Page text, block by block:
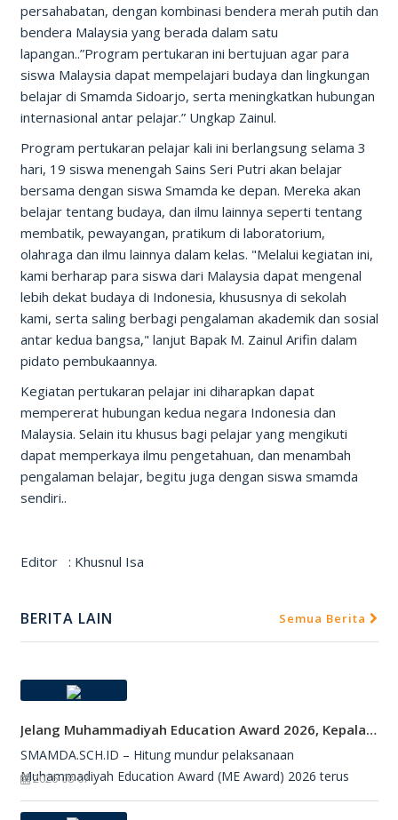
persahabatan, dengan kombinasi bendera merah putih dan
bendera Malaysia yang berada dalam satu
lapangan..”Program pertukaran ini bertujuan agar para
siswa Malaysia dapat mempelajari budaya dan lingkungan
belajar di Smamda Sidoarjo, serta meningkatkan hubungan
internasional antar pelajar.” Ungkap Zainul.
Program pertukaran pelajar kali ini berlangsung selama 3
hari, 19 siswa menengah Sains Seri Putri akan belajar
bersama dengan siswa Smamda ke depan. Mereka akan
belajar tentang budaya, dan ilmu lainnya seperti tentang
membatik, pewayangan, pratikum di laboratorium,
olahraga dan ilmu lainnya dalam kelas. "Melalui kegiatan ini,
kami berharap para siswa dari Malaysia dapat mengenal
lebih dekat budaya di Indonesia, khususnya di sekolah
kami, serta saling berbagi pengalaman akademik dan sosial
antar kedua bangsa," lanjut Bapak M. Zainul Arifin dalam
pidato pembukaannya.
Kegiatan pertukaran pelajar ini diharapkan dapat
mempererat hubungan kedua negara Indonesia dan
Malaysia. Selain itu khusus bagi pelajar yang mengikuti
dapat memperkaya ilmu pengetahuan, dan menambah
pengalaman belajar, begitu juga dengan siswa smamda
sendiri..
Editor : Khusnul Isa
BERITA LAIN Semua Berita
Jelang Muhammadiyah Education Award 2026, Kepala SMAMDA Sidoarjo Suntik Semangat Kontingen
SMAMDA.SCH.ID – Hitung mundur pelaksanaan
Muhammadiyah Education Award (ME Award) 2026 terus
2026-08-07